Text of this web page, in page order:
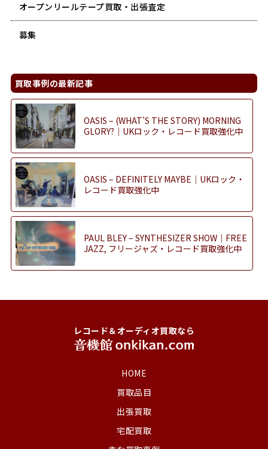
オープンリールテープ買取・出張査定
募集
買取事例の最新記事
OASIS – (WHAT’S THE STORY) MORNING
GLORY?｜UKロック・レコード買取強化中
OASIS – DEFINITELY MAYBE｜UKロック・
レコード買取強化中
PAUL BLEY – SYNTHESIZER SHOW｜FREE
JAZZ, フリージャズ・レコード買取強化中
レコード＆オーディオ買取なら
HOME
買取品目
出張買取
宅配買取